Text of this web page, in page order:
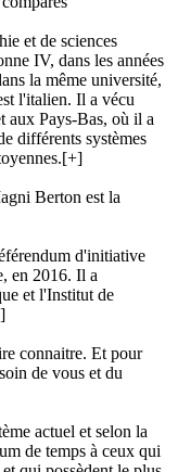
et de sciences
IV, dans les années
la même université,
l'italien. Il a vécu
aux Pays-Bas, où il a
différents systèmes
[+]
Berton est la
d'initiative
en 2016. Il a
et l'Institut de
connaitre. Et pour
de vous et du
actuel et selon la
de temps à ceux qui